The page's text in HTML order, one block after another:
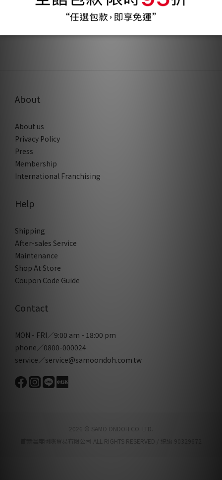
About
About us
Privacy Policy
Press
Membership
International Franchising
Help
Shipping
After-sales Service
Maintenance
Shop At Store
Coupon Code Guide
Contact
MON - FRI／9:00 am - 18:00 pm
phone／0800-000024
service／service@samoondoh.com.tw
2026 © SAMO ONDOH CO. LTD.
首爾溫度國際貿易有限公司 ALL RIGHTS RESERVED / 統編 90329672